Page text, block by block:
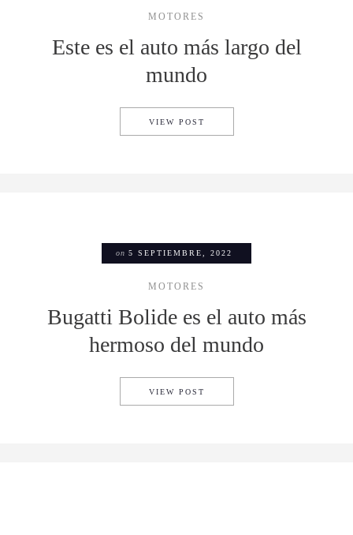
MOTORES
Este es el auto más largo del
mundo
VIEW POST
on 5 SEPTIEMBRE, 2022
MOTORES
Bugatti Bolide es el auto más
hermoso del mundo
VIEW POST